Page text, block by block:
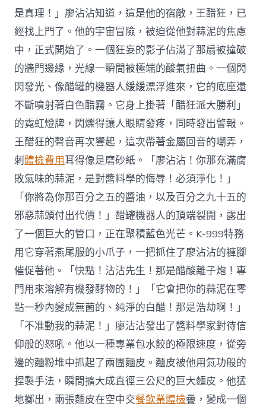
是真理！」廖沾沾知道，這是他的宿敵，王醋狂，已
經找上門了。他的宇宙冒險，被迫從他對蒜泥的焦慮
中，正式開始了。一個狂妄的影子佔滿了那扇被撞破
的牆門邊緣，光線一瞬間被極端的酸氣扭曲。一個閃
閃發光、像醋罐的機器人緩緩漂浮進來，它的底座還
不斷噴射著白色醋霧。它身上掛著「醋狂派大勝利」
的霓虹燈牌，閃爍得讓人眼睛發疼，同時發出警報。
王醋狂的聲音再次響起，這次帶著金屬回音的嘲弄，
刺體檢費用耳得像是磨砂紙。「廖沾沾！你那充滿腐
敗氣味的蒜泥，是對醬料學的侮辱！必須淨化！」
「你將為你那百分之五的醬油，以及百分之九十五的
邪惡蒜頭付出代價！」醋罐機器人的頂端裂開，露出
了一個巨大的管口，正在聚積藍色光芒。K-999特務
用它穿著燕尾服的小爪子，一把抓住了廖沾沾的褲腳
催促著他。「快點！沾沾先生！那是醋酸離子炮！專
門用來溶解有機發酵物的！」「它會把你的蒜泥在零
點一秒內變成無菌的、純淨的白醋！那是浩劫啊！」
「不准動我的蒜泥！」廖沾沾發出了醬料學家對待信
仰般的怒吼。他以一種專業包水餃的極限速度，從旁
邊的麵粉堆中抓起了兩團麵皮。麵皮被他用氣功般的
捏製手法，瞬間擴大成直徑三公尺的巨大麵皮。他猛
地擲出，兩張麵皮在空中交餐飲業體檢疊，變成一個